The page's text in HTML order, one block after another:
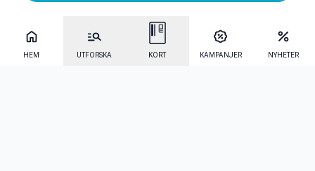
HEM UTFORSKA KORT KAMPANJER NYHETER